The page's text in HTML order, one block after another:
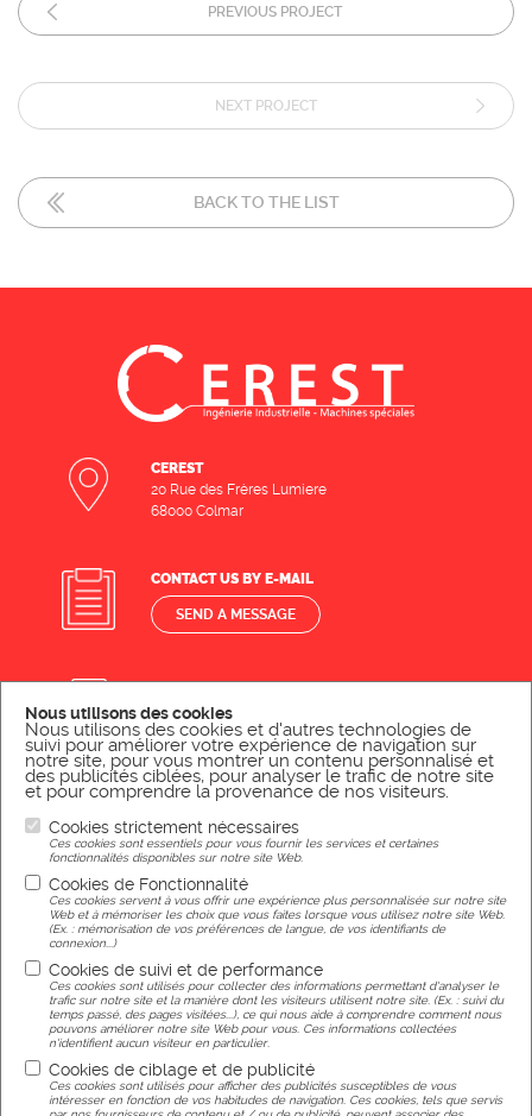
PREVIOUS PROJECT
NEXT PROJECT
BACK TO THE LIST
CEREST
20 Rue des Frères Lumiere
68000 Colmar
CONTACT US BY E-MAIL
SEND A MESSAGE
CALL US
Agence web Nancy
Gérer mes préférences de cookies
Nous utilisons des cookies
Nous utilisons des cookies et d'autres technologies de
suivi pour améliorer votre expérience de navigation sur
notre site, pour vous montrer un contenu personnalisé et
des publicités ciblées, pour analyser le trafic de notre site
et pour comprendre la provenance de nos visiteurs.
Cookies strictement nécessaires
Ces cookies sont essentiels pour vous fournir les services et certaines
fonctionnalités disponibles sur notre site Web.
Cookies de Fonctionnalité
Ces cookies servent à vous offrir une expérience plus personnalisée sur notre site
Web et à mémoriser les choix que vous faites lorsque vous utilisez notre site Web.
(Ex. : mémorisation de vos préférences de langue, de vos identifiants de
connexion...)
Cookies de suivi et de performance
Ces cookies sont utilisés pour collecter des informations permettant d'analyser le
trafic sur notre site et la manière dont les visiteurs utilisent notre site. (Ex. : suivi du
temps passé, des pages visitées...), ce qui nous aide à comprendre comment nous
pouvons améliorer notre site Web pour vous. Ces informations collectées
n'identifient aucun visiteur en particulier.
Cookies de ciblage et de publicité
Ces cookies sont utilisés pour afficher des publicités susceptibles de vous
intéresser en fonction de vos habitudes de navigation. Ces cookies, tels que servis